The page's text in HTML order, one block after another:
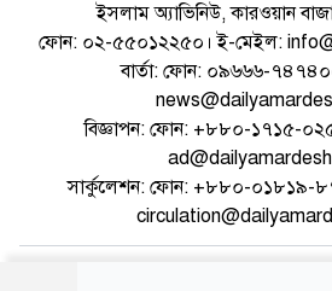
ইসলাম অ্যাভিনিউ, কারওয়ান
ফোন: ০২-৫৫০১২২৫০। ই-মেইল:
বার্তা: ফোন: ০৯৬৬৬-
বিজ্ঞাপন: ফোন: +৮৮০-১৭১৫-
সার্কুলেশন: ফোন: +৮৮০-০১৮১৯-